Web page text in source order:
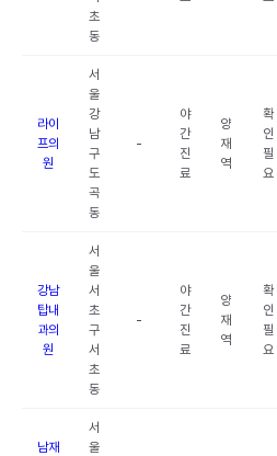
초
동
라이
프의
원
서
울
강
남
구
도
곡
동
-
야
간
진
료
양
재
역
확
인
필
요
강남
탑내
과의
원
서
울
서
초
구
서
초
동
-
야
간
진
료
양
재
역
확
인
필
요
남재
서
울